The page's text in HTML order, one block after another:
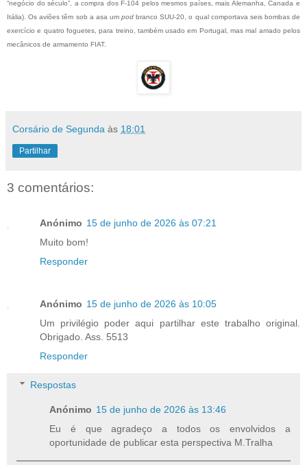
“negócio do século”, a compra dos F-104 pelos mesmos países, mais Alemanha, Canada e
Itália). Os aviões têm sob a asa um pod branco SUU-20, o qual comportava seis bombas de
exercício e quatro foguetes, para treino, também usado em Portugal, mas mal amado pelos
mecânicos de armamento FIAT.
Corsário de Segunda às 18:01
Partilhar
3 comentários:
Anónimo 15 de junho de 2026 às 07:21
Muito bom!
Responder
Anónimo 15 de junho de 2026 às 10:05
Um privilégio poder aqui partilhar este trabalho original.
Obrigado. Ass. 5513
Responder
Respostas
Anónimo 15 de junho de 2026 às 13:46
Eu é que agradeço a todos os envolvidos a
oportunidade de publicar esta perspectiva M.Tralha